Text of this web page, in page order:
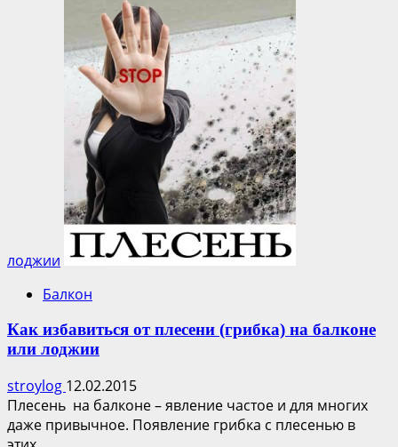
лоджии
Балкон
Как избавиться от плесени (грибка) на балконе
или лоджии
stroylog 12.02.2015
Плесень на балконе – явление частое и для многих
даже привычное. Появление грибка с плесенью в